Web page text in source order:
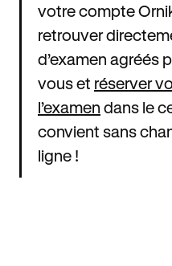
votre compte
retrouver
d’examen agréés
vous et réserver
l’examen dans le
convient sans
ligne !